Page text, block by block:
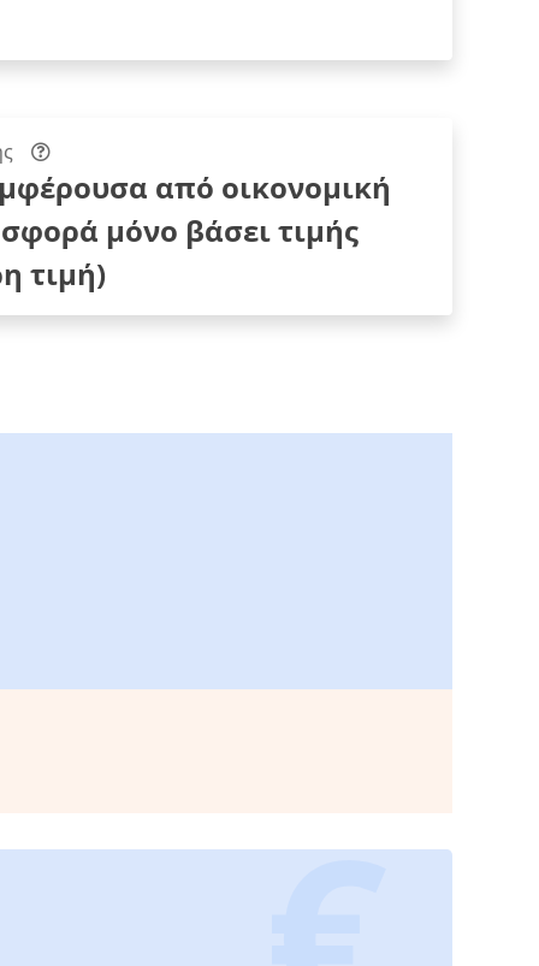
από οικονομική
μόνο βάσει τιμής
τιμή)